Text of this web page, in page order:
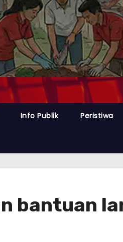
Info Publik Peristiwa
bantuan